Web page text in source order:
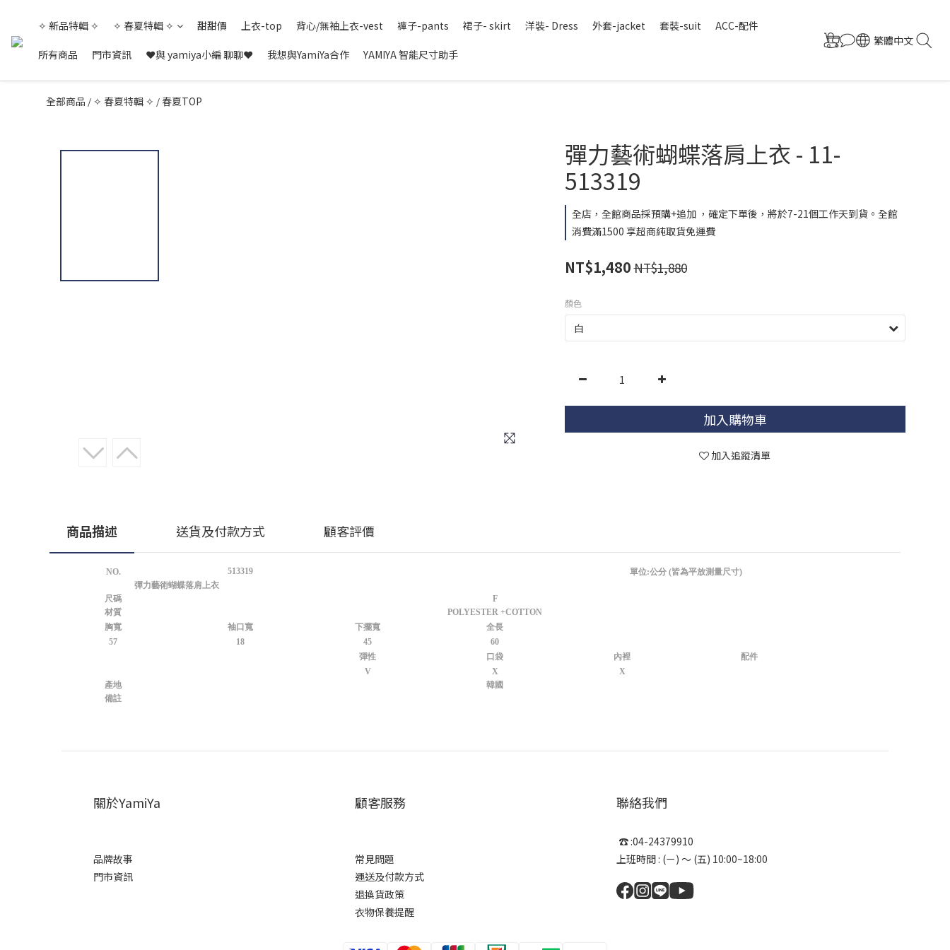
✧ 新品特輯 ✧ ✧ 春夏特輯 ✧ 甜甜價 上衣-top 背心/無袖上衣-vest 褲子-pants 裙子- skirt 洋裝- Dress 外套-jacket 套裝-suit ACC-配件
所有商品 門市資訊 ❤與 yamiya小編 聊聊❤ 我想與YamiYa合作 YAMIYA 智能尺寸助手
繁體中文
全部商品 / ✧ 春夏特輯 ✧ / 春夏TOP
彈力藝術蝴蝶落肩上衣 - 11-
513319
全店，全館商品採預購+追加 ，確定下單後，將於7-21個工作天到貨。全館
消費滿1500 享超商純取貨免運費
NT$1,480NT$1,880
顏色
加入購物車
加入追蹤清單
商品描述 送貨及付款方式 顧客評價
NO. 513319
單位:公分 (皆為平放測量尺寸)
彈力藝術蝴蝶落肩上衣
尺碼
F
材質
POLYESTER +COTTON
胸寬
袖口寬 下擺寬
全長
57
18 45
60
彈性
口袋 內裡
配件
V
X
X
產地
韓國
備註
關於YamiYa
品牌故事
門市資訊
顧客服務
常見問題
運送及付款方式
退換貨政策
衣物保養提醒
聯絡我們
☎ :04-24379910
上班時間 : (ㄧ) ～ (五) 10:00~18:00